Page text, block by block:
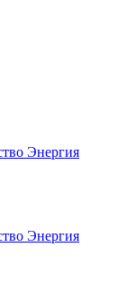
Энергия
Энергия